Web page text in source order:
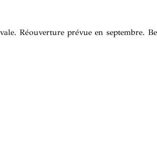
Réouverture prévue en septembre.